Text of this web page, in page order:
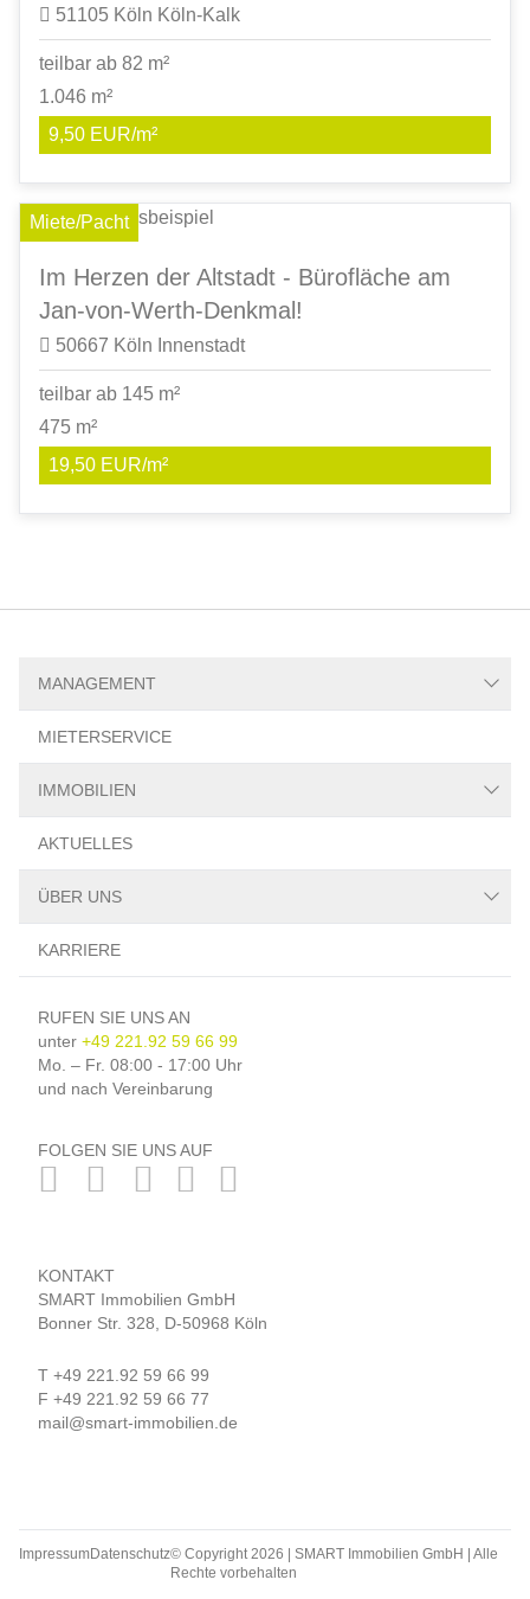
51105 Köln Köln-Kalk
teilbar ab 82 m²
1.046 m²
9,50 EUR/m²
Miete/Pacht
Im Herzen der Altstadt - Bürofläche am
Jan-von-Werth-Denkmal!
50667 Köln Innenstadt
teilbar ab 145 m²
475 m²
19,50 EUR/m²
MANAGEMENT
Property-Management
MIETERSERVICE
IMMOBILIEN
Immobilienberatung
AKTUELLES
ÜBER UNS
KARRIERE
RUFEN SIE UNS AN
unter +49 221.92 59 66 99
Mo. – Fr. 08:00 - 17:00 Uhr
und nach Vereinbarung
FOLGEN SIE UNS AUF
KONTAKT
SMART Immobilien GmbH
Bonner Str. 328, D-50968 Köln
T +49 221.92 59 66 99
F +49 221.92 59 66 77
mail@smart-immobilien.de
ImpressumDatenschutz© Copyright 2026 | SMART Immobilien GmbH | Alle
Rechte vorbehalten